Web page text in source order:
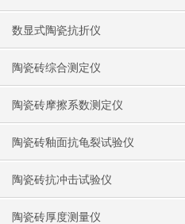
数显式陶瓷抗折仪
陶瓷砖综合测定仪
陶瓷砖摩擦系数测定仪
陶瓷砖釉面抗龟裂试验仪
陶瓷砖抗冲击试验仪
陶瓷砖厚度测量仪